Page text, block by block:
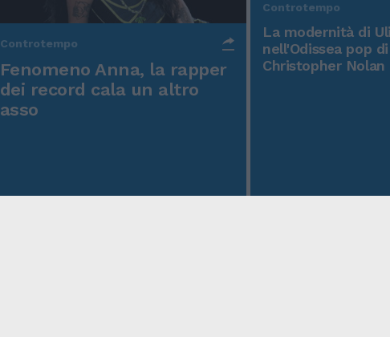
Controtempo
Fenomeno Anna, la rapper
dei record cala un altro
asso
Controtempo
La modernità di
nell'Odissea pop di
Christopher Nolan